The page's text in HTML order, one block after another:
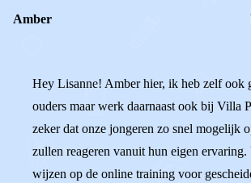
Amber
Hey Lisanne! Amber hier, ik heb zelf ook
ouders maar werk daarnaast ook bij Villa
zeker dat onze jongeren zo snel mogelijk
zullen reageren vanuit hun eigen
wijzen op de online training voor